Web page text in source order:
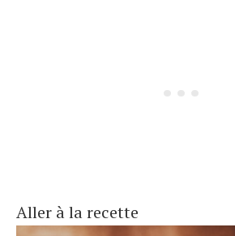
Aller à la recette